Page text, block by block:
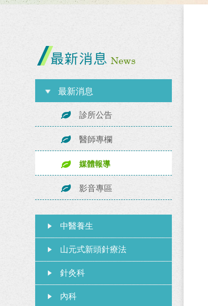
最新消息
診所公告
醫師專欄
媒體報導
影音專區
中醫養生
山元式新頭針療法
針灸科
內科